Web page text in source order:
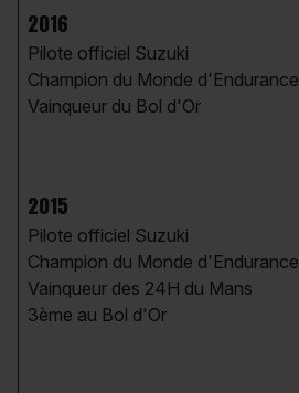
2016
Pilote officiel Suzuki
Champion du Monde d'Endurance
Vainqueur du Bol d'Or
2015
Pilote officiel Suzuki
Champion du Monde d'Endurance
Vainqueur des 24H du Mans
3ème au Bol d'Or